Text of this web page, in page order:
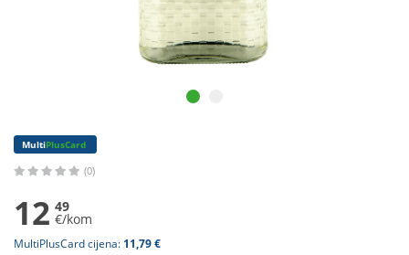
MultiPlusCard
(0)
12 49
€/kom
MultiPlusCard cijena: 11,79 €